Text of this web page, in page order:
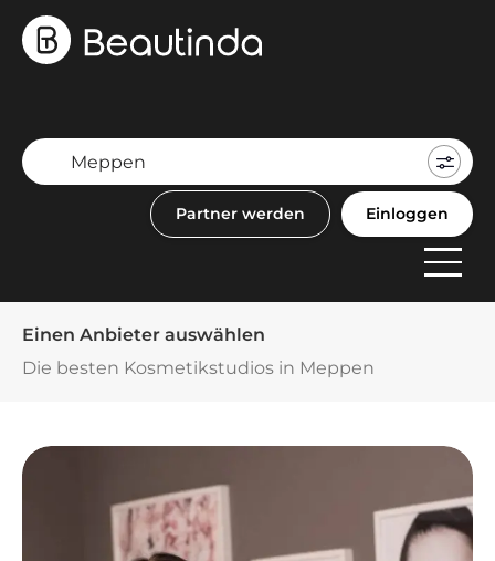
Partner werden Einloggen
Einen Anbieter auswählen
Die besten Kosmetikstudios in Meppen